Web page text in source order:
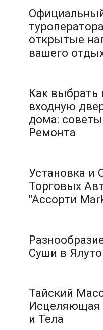
открытые
вашего
Как выбрать
входную
дома:
Ремонта
Установка и
Торговых
"Ассорти
Суши в
Тайский
Исцеляющая
и Тела